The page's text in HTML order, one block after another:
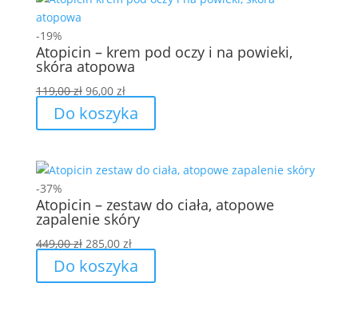
-19%
Atopicin – krem pod oczy i na powieki,
skóra atopowa
119,00zł Pierwotna
cena
wynosiła:
96,00 złAktualna
cena
wynosi:
Do koszyka
-37%
Atopicin – zestaw do ciała, atopowe
zapalenie skóry
449,00zł Pierwotna
cena
wynosiła:
285,00 złAktualna
cena
wynosi:
Do koszyka